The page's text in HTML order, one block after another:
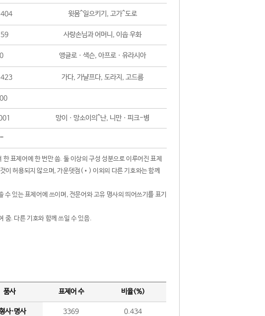
윗몸^일으키기, 고가^도로
사랑손님과 어머니, 이솝 우화
0 앵글로ㆍ색슨, 아프로ㆍ유라시아
가다, 가냘프다, 도라지, 고드름
망이ㆍ망소이의^난, 니만ㆍ피크-병
-
표제어에 한 번만 씀. 둘 이상의 구성 성분으로 이루어진 표제
이 허용되지 않으며, 가운뎃점(•) 이외의 다른 기호와는 함께
있는 표제어에 쓰이며, 전문어와 고유 명사의 띄어쓰기를 표기
줌. 다른 기호와 함께 쓰일 수 있음.
품사 표제어 수 비율(%)
사·명사 3369 0.434